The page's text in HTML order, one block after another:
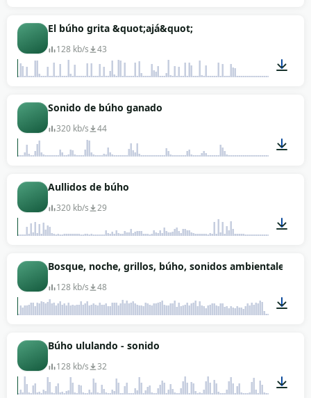
El búho grita &quot;ajá&quot;
128 kb/s 43
Sonido de búho ganado
320 kb/s 44
Aullidos de búho
320 kb/s 29
00:22
Bosque, noche, grillos, búho, sonidos ambientales.
128 kb/s 48
Búho ululando - sonido
128 kb/s 32